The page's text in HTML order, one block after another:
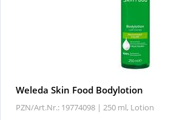
Weleda Skin Food Bodylotion
PZN/Art.Nr.: 19774098 | 250 ml, Lotion